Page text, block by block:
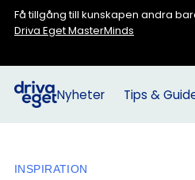
Få tillgång till kunskapen andra
Driva Eget MasterMinds
Nyheter Tips &
INSPIRATION